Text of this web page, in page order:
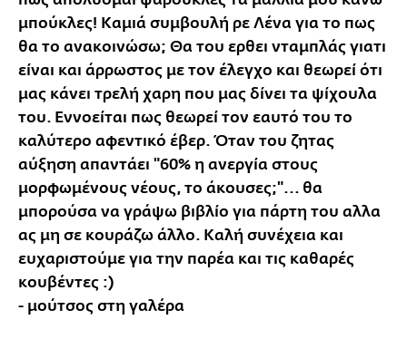
μπούκλες! Καμιά συμβουλή ρε Λένα για το πως
θα το ανακοινώσω; Θα του ερθει νταμπλάς γιατι
είναι και άρρωστος με τον έλεγχο και θεωρεί ότι
μας κάνει τρελή χαρη που μας δίνει τα ψίχουλα
του. Εννοείται πως θεωρεί τον εαυτό του το
καλύτερο αφεντικό έβερ. Όταν του ζητας
αύξηση απαντάει "60% η ανεργία στους
μορφωμένους νέους, το άκουσες;"... θα
μπορούσα να γράψω βιβλίο για πάρτη του αλλα
ας μη σε κουράζω άλλο. Καλή συνέχεια και
ευχαριστούμε για την παρέα και τις καθαρές
κουβέντες :)
- μούτσος στη γαλέρα